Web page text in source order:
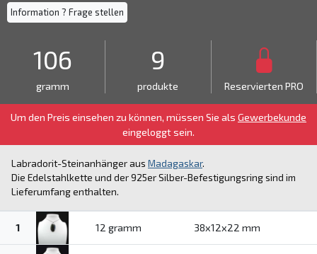
Information ? Frage stellen
106
gramm
9
produkte Reservierten PRO
Um den Preis einsehen zu können, müssen Sie als Gewerbekunde
eingeloggt sein.
Labradorit-Steinanhänger aus Madagaskar.
Die Edelstahlkette und der 925er Silber-Befestigungsring sind im
Lieferumfang enthalten.
1 12 gramm 38x12x22 mm